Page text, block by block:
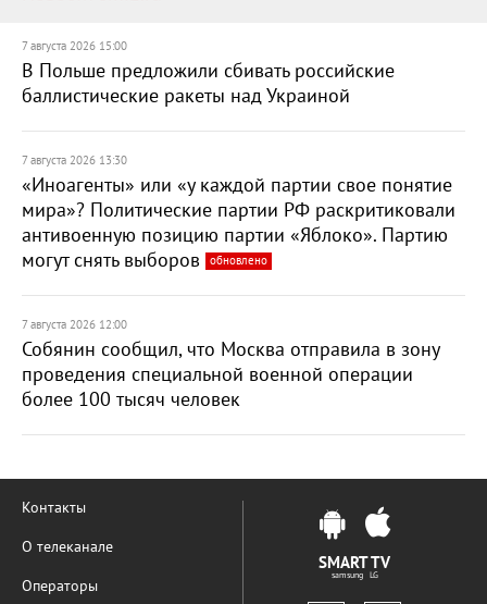
7 августа 2026 15:00
В Польше предложили сбивать российские
баллистические ракеты над Украиной
7 августа 2026 13:30
«Иноагенты» или «у каждой партии свое понятие
мира»? Политические партии РФ раскритиковали
антивоенную позицию партии «Яблоко». Партию
могут снять выборов
обновлено
7 августа 2026 12:00
Собянин сообщил, что Москва отправила в зону
проведения специальной военной операции
более 100 тысяч человек
Контакты
О телеканале
Операторы
SMART TV
samsung LG